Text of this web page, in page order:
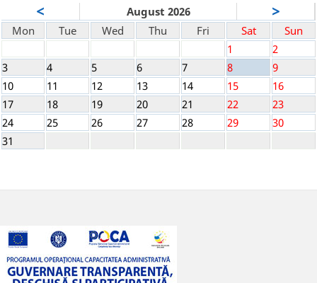
< August 2026 >
Mon Tue Wed Thu Fri Sat
Sun
1
2
3
4 5 6 7 8
9
10
11 12 13 14 15
16
17
18 19 20 21 22
23
24
25 26 27 28 29
30
31